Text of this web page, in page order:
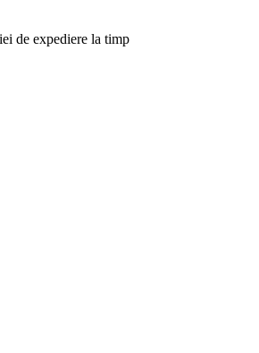
de expediere la timp